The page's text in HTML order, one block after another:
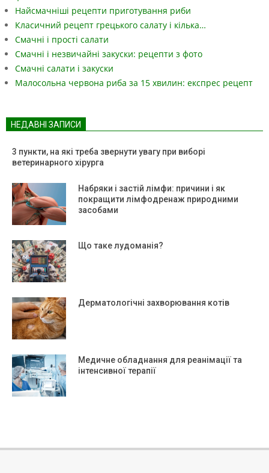
Найсмачніші рецепти приготування риби
Класичний рецепт грецького салату і кілька…
Смачні і прості салати
Смачні і незвичайні закуски: рецепти з фото
Смачні салати і закуски
Малосольна червона риба за 15 хвилин: експрес рецепт
НЕДАВНІ ЗАПИСИ
3 пункти, на які треба звернути увагу при виборі
ветеринарного хірурга
Набряки і застій лімфи: причини і як
покращити лімфодренаж природними
засобами
Що таке лудоманія?
Дерматологічні захворювання котів
Медичне обладнання для реанімації та
інтенсивної терапії